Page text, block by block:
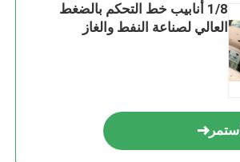
1/8 أنابيب خط التحكم بالضغط
العالي لصناعة النفط والغاز
استمر